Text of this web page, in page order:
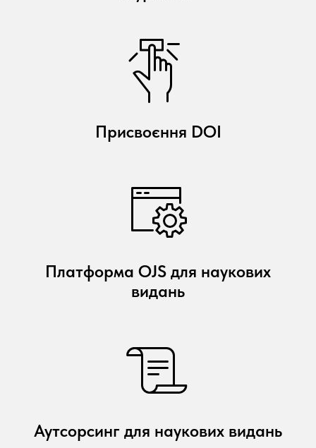
Присвоєння DOI
Платформа OJS для наукових
видань
Аутсорсинг для наукових видань